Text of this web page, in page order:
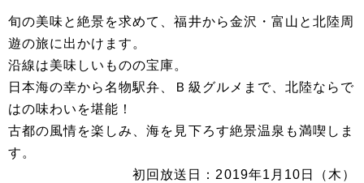
旬の美味と絶景を求めて、福井から金沢・富山と北陸周
遊の旅に出かけます。
沿線は美味しいものの宝庫。
日本海の幸から名物駅弁、Ｂ級グルメまで、北陸ならで
はの味わいを堪能！
古都の風情を楽しみ、海を見下ろす絶景温泉も満喫しま
す。
初回放送日：2019年1月10日（木）